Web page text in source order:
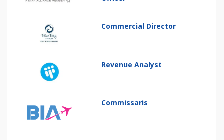
Commercial Director
Revenue Analyst
Commissaris